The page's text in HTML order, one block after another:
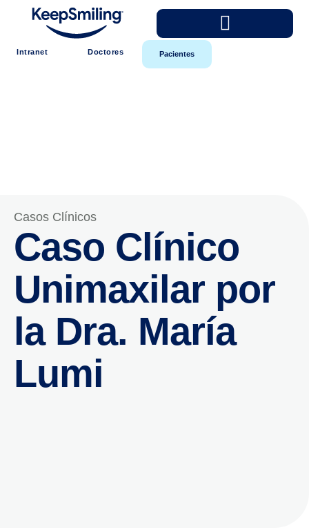
Intranet Doctores Pacientes
Casos Clínicos
Caso Clínico
Unimaxilar por
la Dra. María
Lumi